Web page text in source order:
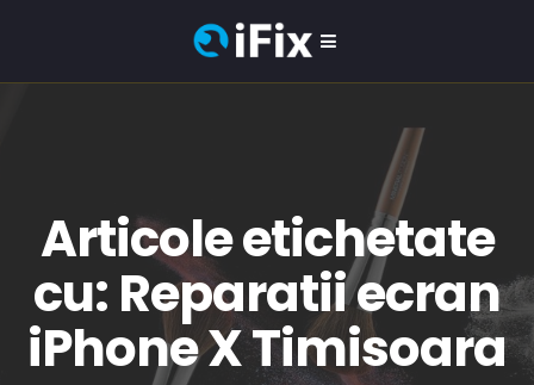
Articole etichetate
cu: Reparatii ecran
iPhone X Timisoara